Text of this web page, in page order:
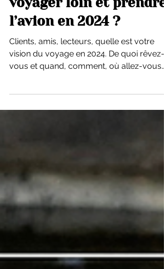
Allez vous encore
voyager loin et prendre
l’avion en 2024 ?
Clients, amis, lecteurs, quelle est votre
partir en vacances ?